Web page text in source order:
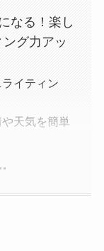
なる！楽し
グ力アッ
ライティン
天気を簡単